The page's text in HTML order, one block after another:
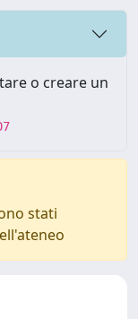
o creare un
stati